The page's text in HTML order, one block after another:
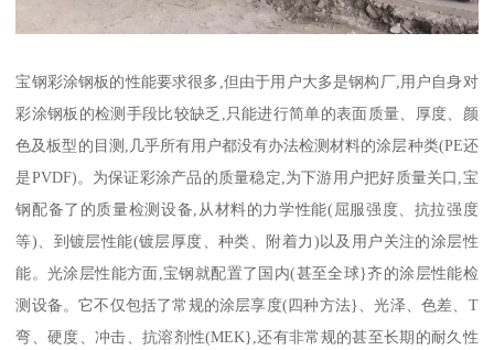
宝钢彩涂钢板的性能要求很多,但由于用户大多是钢构厂,用户自身对
彩涂钢板的检测手段比较缺乏,只能进行简单的表面质量、厚度、颜
色及板型的目测,几乎所有用户都没有办法检测材料的涂层种类(PE还
是PVDF)。为保证彩涂产品的质量稳定,为下游用户把好质量关口,宝
钢配备了的质量检测设备,从材料的力学性能(屈服强度、抗拉强度
等)、到镀层性能(镀层厚度、种类、附着力)以及用户关注的涂层性
能。光涂层性能方面,宝钢就配置了国内(甚至全球}齐的涂层性能检
测设备。它不仅包括了常规的涂层享度(四种方法}、光泽、色差、T
弯、硬度、冲击、抗溶剂性(MEK},还有非常规的甚至长期的耐久性